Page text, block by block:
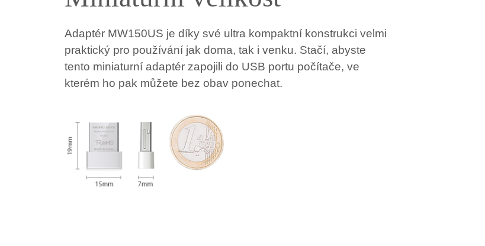
Adaptér MW150US je díky své ultra kompaktní konstrukci velmi
praktický pro používání jak doma, tak i venku. Stačí, abyste
tento miniaturní adaptér zapojili do USB portu počítače, ve
kterém ho pak můžete bez obav ponechat.